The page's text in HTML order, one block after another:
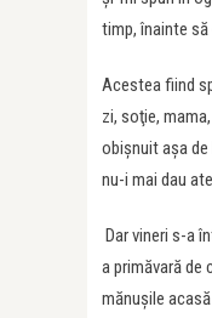
timp, înainte să
Acestea fiind
zi, soţie,
obişnuit aşa
nu-i mai dau
Dar vineri s-a
a primăvară de
mănuşile